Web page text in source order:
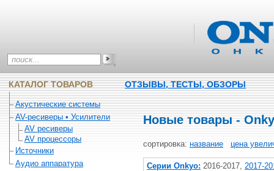
КАТАЛОГ ТОВАРОВ ОТЗЫВЫ, ТЕСТЫ, ОБЗОРЫ
Акустические системы
AV-ресиверы • Усилители
AV ресиверы
AV процессоры
Источники
Аудио аппаратура
Новые товары -
сортировка: название цена
Серии Onkyo: 2016-2017, 2017-